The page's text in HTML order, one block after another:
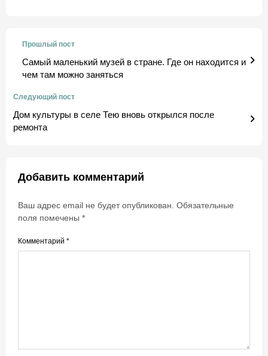
Прошлый пост
Самый маленький музей в стране. Где он находится и
чем там можно заняться
Следующий пост
Дом культуры в селе Тею вновь открылся после
ремонта
Добавить комментарий
Ваш адрес email не будет опубликован. Обязательные
поля помечены *
Комментарий *